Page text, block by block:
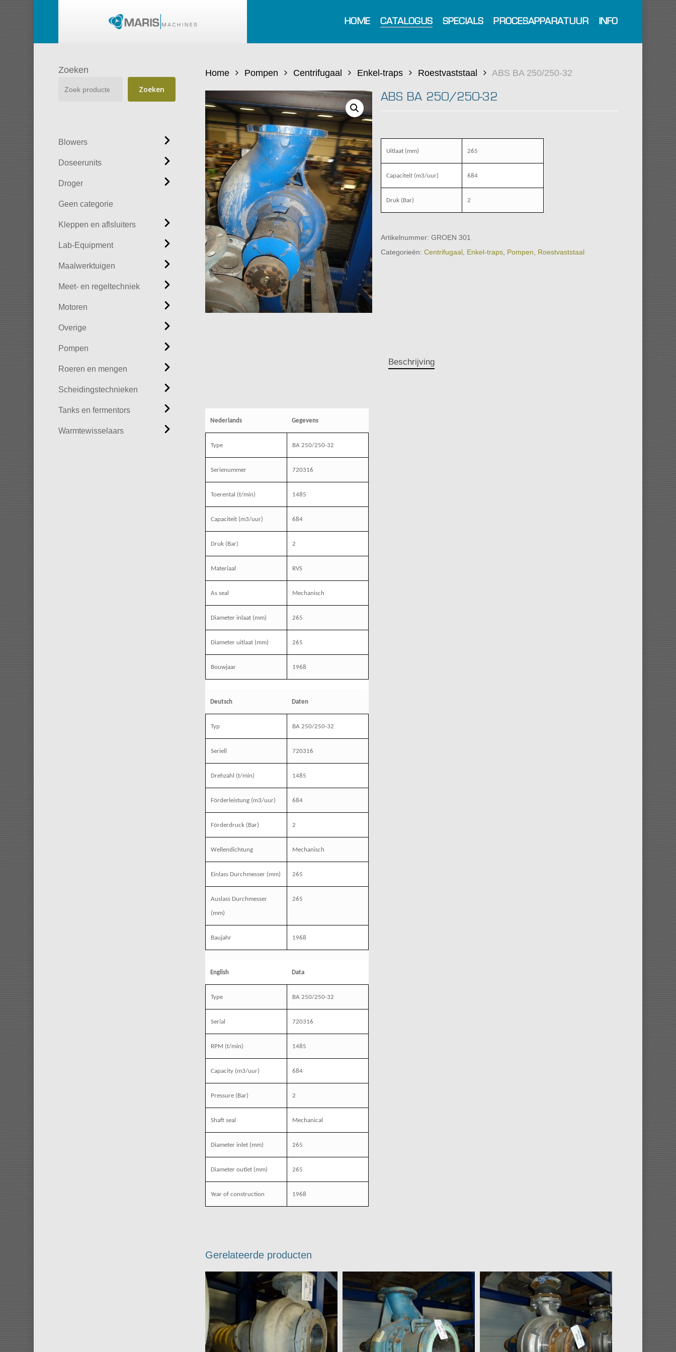
Skip
to
main
content
HOME CATALOGUS SPECIALS PROCESAPPARATUUR INFO
Zoeken
Zoeken
Blowers
Doseerunits
Droger
Geen categorie
Kleppen en aflsluiters
Lab-Equipment
Maalwerktuigen
Meet- en regeltechniek
Motoren
Overige
Pompen
Roeren en mengen
Scheidingstechnieken
Tanks en fermentors
Warmtewisselaars
Home Pompen Centrifugaal Enkel-traps Roestvaststaal ABS BA 250/250-32
ABS BA 250/250-32
Uitlaat (mm) 265
Capaciteit (m3/uur) 684
Druk (Bar) 2
Artikelnummer: GROEN 301
Categorieën: Centrifugaal, Enkel-traps, Pompen Roestvaststaal
Beschrijving
Nederlands Gegevens
Type BA 250/250-32
Serienummer 720316
Toerental (t/min) 1485
Capaciteit (m3/uur) 684
Druk (Bar) 2
Materiaal RVS
As seal Mechanisch
Diameter inlaat (mm) 265
Diameter uitlaat (mm) 265
Bouwjaar 1968
Deutsch Daten
Typ BA 250/250-32
Seriell 720316
Drehzahl (t/min) 1485
Förderleistung (m3/uur) 684
Förderdruck (Bar) 2
Wellendichtung Mechanisch
Einlass Durchmesser (mm) 265
Auslass Durchmesser
(mm)
265
Baujahr 1968
English Data
Type BA 250/250-32
Serial 720316
RPM (t/min) 1485
Capacity (m3/uur) 684
Pressure (Bar) 2
Shaft seal Mechanical
Diameter inlet (mm) 265
Diameter outlet (mm) 265
Year of construction 1968
Gerelateerde producten